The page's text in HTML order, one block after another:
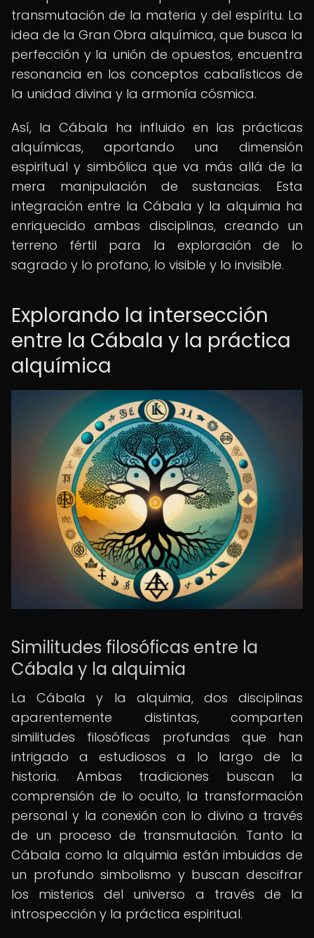
transmutación de la materia y del espíritu. La
idea de la Gran Obra alquímica, que busca la
perfección y la unión de opuestos, encuentra
resonancia en los conceptos cabalísticos de
la unidad divina y la armonía cósmica.
Así, la Cábala ha influido en las prácticas
alquímicas, aportando una dimensión
espiritual y simbólica que va más allá de la
mera manipulación de sustancias. Esta
integración entre la Cábala y la alquimia ha
enriquecido ambas disciplinas, creando un
terreno fértil para la exploración de lo
sagrado y lo profano, lo visible y lo invisible.
Explorando la intersección
entre la Cábala y la práctica
alquímica
Similitudes filosóficas entre la
Cábala y la alquimia
La Cábala y la alquimia, dos disciplinas
aparentemente distintas, comparten
similitudes filosóficas profundas que han
intrigado a estudiosos a lo largo de la
historia. Ambas tradiciones buscan la
comprensión de lo oculto, la transformación
personal y la conexión con lo divino a través
de un proceso de transmutación. Tanto la
Cábala como la alquimia están imbuidas de
un profundo simbolismo y buscan descifrar
los misterios del universo a través de la
introspección y la práctica espiritual.